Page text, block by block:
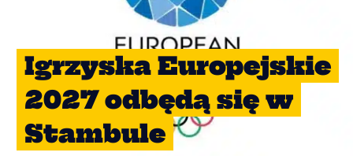
Igrzyska Europejskie
2027 odbędą się w
Stambule